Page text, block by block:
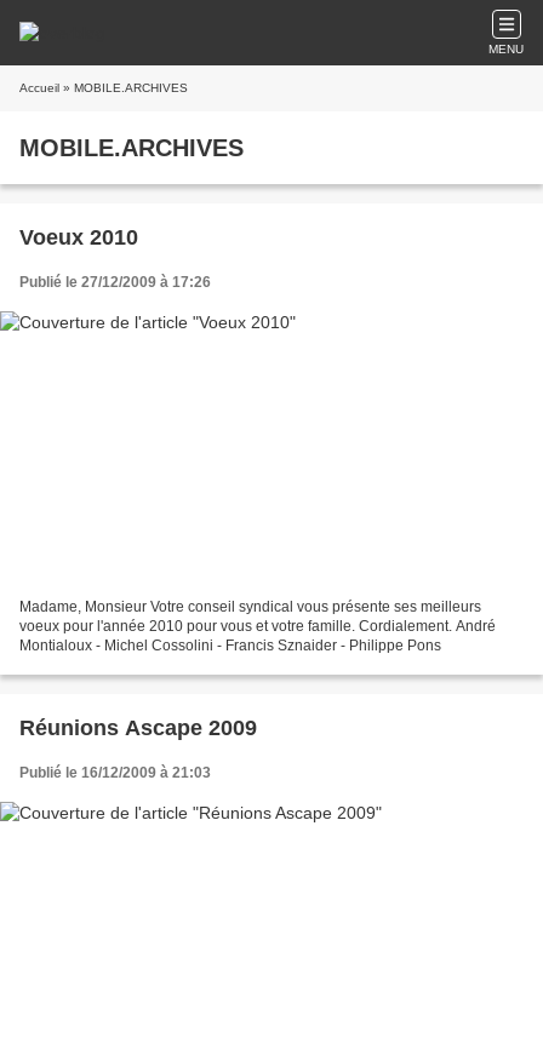
MENU
Accueil » MOBILE.ARCHIVES
MOBILE.ARCHIVES
Voeux 2010
Publié le 27/12/2009 à 17:26
Madame, Monsieur Votre conseil syndical vous présente ses meilleurs
voeux pour l'année 2010 pour vous et votre famille. Cordialement. André
Montialoux - Michel Cossolini - Francis Sznaider - Philippe Pons
Réunions Ascape 2009
Publié le 16/12/2009 à 21:03